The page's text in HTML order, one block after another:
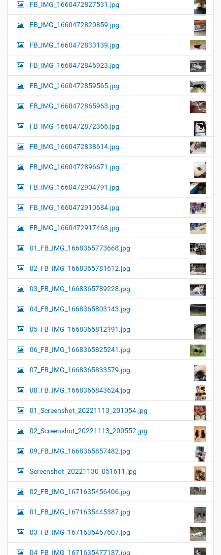
FB_IMG_1660472827531.jpg
FB_IMG_1660472820859.jpg
FB_IMG_1660472833139.jpg
FB_IMG_1660472846923.jpg
FB_IMG_1660472859565.jpg
FB_IMG_1660472865963.jpg
FB_IMG_1660472872366.jpg
FB_IMG_1660472838614.jpg
FB_IMG_1660472896671.jpg
FB_IMG_1660472904791.jpg
FB_IMG_1660472910684.jpg
FB_IMG_1660472917468.jpg
01_FB_IMG_1668365773668.jpg
02_FB_IMG_1668365781612.jpg
03_FB_IMG_1668365789228.jpg
04_FB_IMG_1668365803143.jpg
05_FB_IMG_1668365812191.jpg
06_FB_IMG_1668365825241.jpg
07_FB_IMG_1668365833579.jpg
08_FB_IMG_1668365843624.jpg
01_Screenshot_20221113_201054.jpg
02_Screenshot_20221113_200552.jpg
09_FB_IMG_1668365857482.jpg
Screenshot_20221130_051611.jpg
02_FB_IMG_1671635456406.jpg
01_FB_IMG_1671635445387.jpg
03_FB_IMG_1671635467607.jpg
04_FB_IMG_1671635477187.jpg